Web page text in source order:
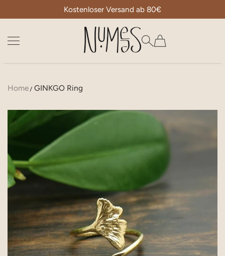
ZUM INHALT SPRINGENKostenloser Versand ab 80€
Numees
Home GINKGO Ring